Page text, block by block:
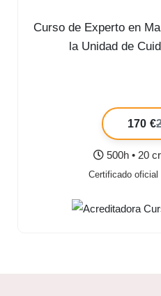
Curso de Experto en
la Unidad de
170 €
500h • 20
Certificado oficial